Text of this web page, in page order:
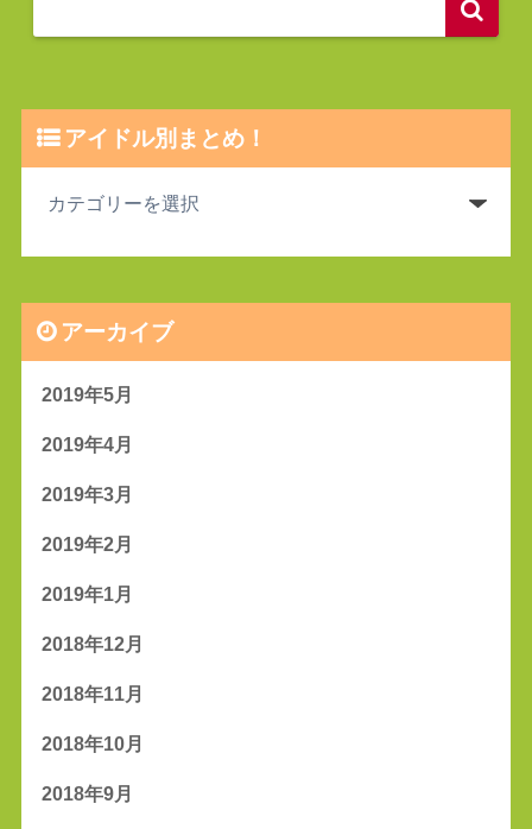
アイドル別まとめ！
アーカイブ
2019年5月
2019年4月
2019年3月
2019年2月
2019年1月
2018年12月
2018年11月
2018年10月
2018年9月